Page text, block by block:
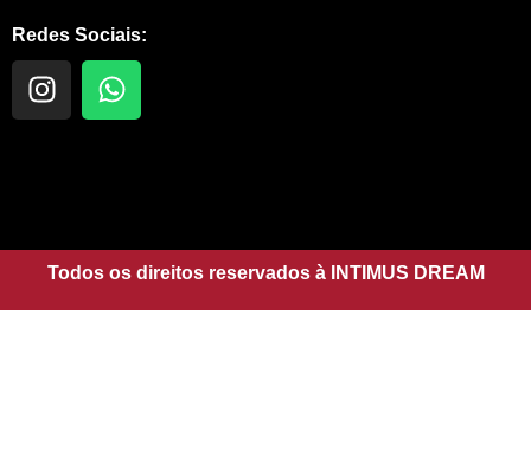
Redes Sociais:
I
n
r
a
m
W
h
p
p
Todos os direitos reservados à INTIMUS DREAM